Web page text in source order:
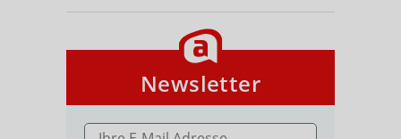
Newsletter
E-MAIL ADRESSE